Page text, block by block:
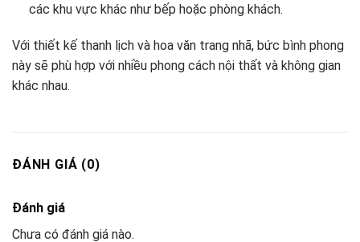
các khu vực khác như bếp hoặc phòng khách.
Với thiết kế thanh lịch và hoa văn trang nhã, bức bình phong
này sẽ phù hợp với nhiều phong cách nội thất và không gian
khác nhau.
ĐÁNH GIÁ (0)
Đánh giá
Chưa có đánh giá nào.